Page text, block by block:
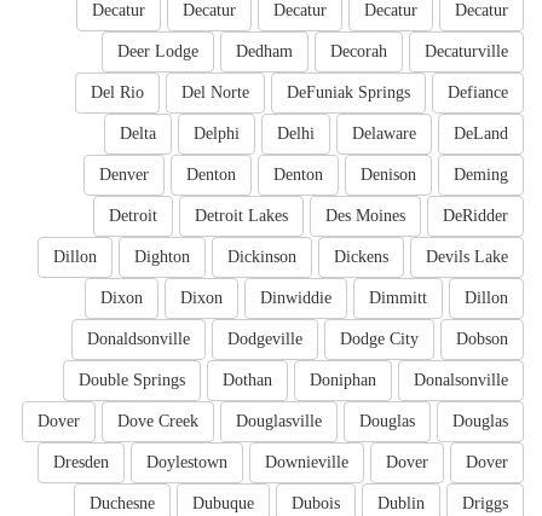
Decatur
Decatur
Decatur
Decatur
Decatur
Decaturville
Decorah
Dedham
Deer Lodge
Defiance
DeFuniak Springs
Del Norte
Del Rio
DeLand
Delaware
Delhi
Delphi
Delta
Deming
Denison
Denton
Denton
Denver
DeRidder
Des Moines
Detroit Lakes
Detroit
Devils Lake
Dickens
Dickinson
Dighton
Dillon
Dillon
Dimmitt
Dinwiddie
Dixon
Dixon
Dobson
Dodge City
Dodgeville
Donaldsonville
Donalsonville
Doniphan
Dothan
Double Springs
Douglas
Douglas
Douglasville
Dove Creek
Dover
Dover
Dover
Downieville
Doylestown
Dresden
Driggs
Dublin
Dubois
Dubuque
Duchesne